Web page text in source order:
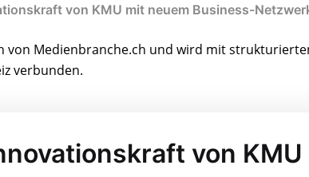
von KMU mit neuem Business-
von Medienbranche.ch und wird mit
verbunden.
von KMU